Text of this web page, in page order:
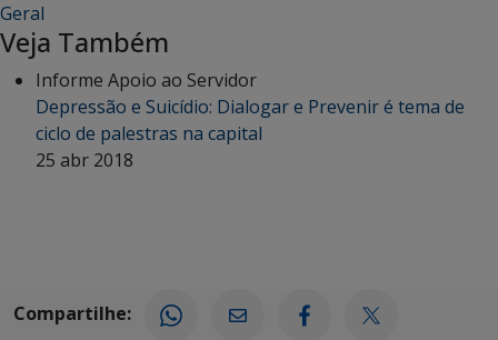
Geral
Veja Também
Informe Apoio ao Servidor
Depressão e Suicídio: Dialogar e Prevenir é tema de
ciclo de palestras na capital
25 abr 2018
Compartilhe: